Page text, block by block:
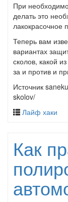
При
делать это
лакокрасочное
Теперь вам
вариантах
сколов, какой
за и против и
Источник
skolov/
Лайф хаки
Как